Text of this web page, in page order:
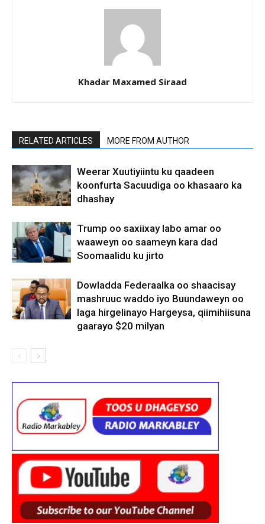
Khadar Maxamed Siraad
RELATED ARTICLES MORE FROM AUTHOR
Weerar Xuutiyiintu ku qaadeen
koonfurta Sacuudiga oo khasaaro ka
dhashay
Trump oo saxiixay labo amar oo
waaweyn oo saameyn kara dad
Soomaalidu ku jirto
Dowladda Federaalka oo shaacisay
mashruuc waddo iyo Buundaweyn oo
laga hirgelinayo Hargeysa, qiimihiisuna
gaarayo $20 milyan